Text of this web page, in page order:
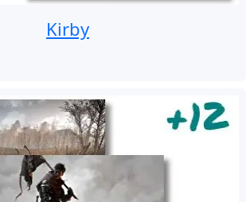
Kirby